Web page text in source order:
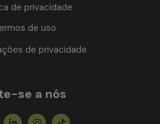
de privacidade
de uso
de privacidade
se a nós
Linkedin-Instagram
Tiktok